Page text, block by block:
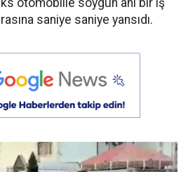
saniye saniye yansıdı.